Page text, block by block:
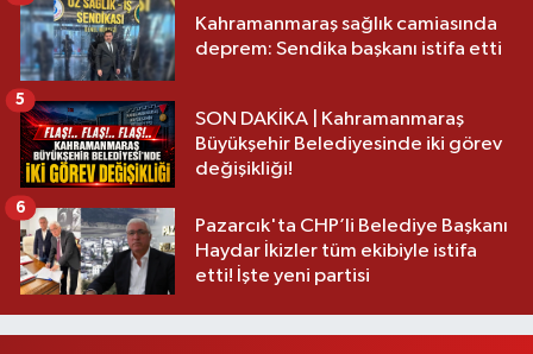
Kahramanmaraş sağlık camiasında
deprem: Sendika başkanı istifa etti
SON DAKİKA | Kahramanmaraş
Büyükşehir Belediyesinde iki görev
değişikliği!
5
Pazarcık'ta CHP’li Belediye Başkanı
Haydar İkizler tüm ekibiyle istifa
etti! İşte yeni partisi
6